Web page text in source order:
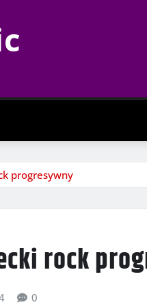
progresywny
rock
0